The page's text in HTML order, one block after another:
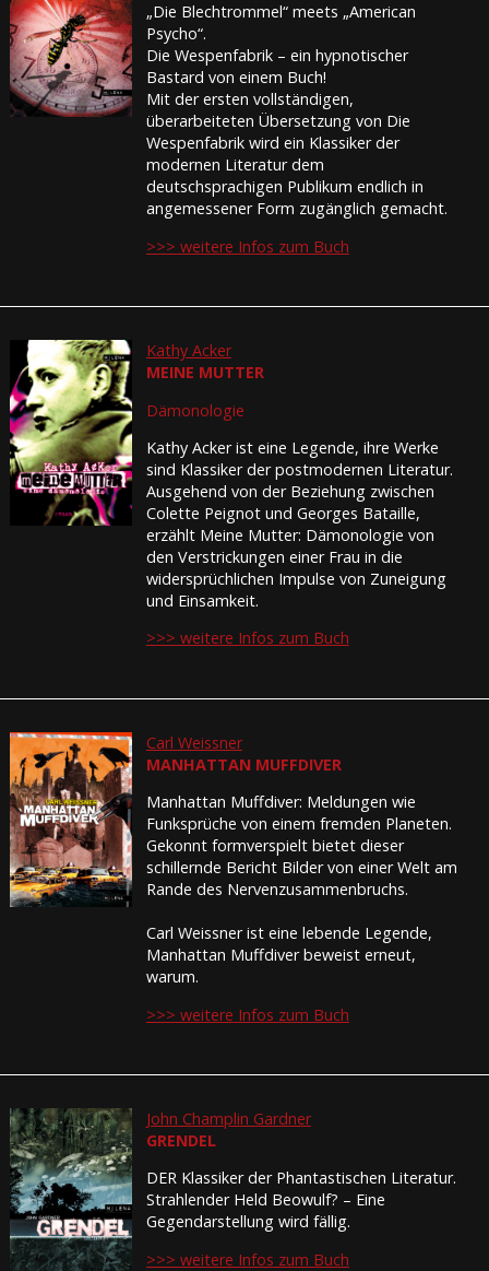
„Die Blechtrommel“ meets „American
Psycho“.
Die Wespenfabrik – ein hypnotischer
Bastard von einem Buch!
Mit der ersten vollständigen,
überarbeiteten Übersetzung von Die
Wespenfabrik wird ein Klassiker der
modernen Literatur dem
deutschsprachigen Publikum endlich in
angemessener Form zugänglich gemacht.
>>> weitere Infos zum Buch
Kathy Acker
MEINE MUTTER
Dämonologie
Kathy Acker ist eine Legende, ihre Werke
sind Klassiker der postmodernen Literatur.
Ausgehend von der Beziehung zwischen
Colette Peignot und Georges Bataille,
erzählt Meine Mutter: Dämonologie von
den Verstrickungen einer Frau in die
widersprüchlichen Impulse von Zuneigung
und Einsamkeit.
>>> weitere Infos zum Buch
Carl Weissner
MANHATTAN MUFFDIVER
Manhattan Muffdiver: Meldungen wie
Funksprüche von einem fremden Planeten.
Gekonnt formverspielt bietet dieser
schillernde Bericht Bilder von einer Welt am
Rande des Nervenzusammenbruchs.
Carl Weissner ist eine lebende Legende,
Manhattan Muffdiver beweist erneut,
warum.
>>> weitere Infos zum Buch
John Champlin Gardner
GRENDEL
DER Klassiker der Phantastischen Literatur.
Strahlender Held Beowulf? – Eine
Gegendarstellung wird fällig.
>>> weitere Infos zum Buch